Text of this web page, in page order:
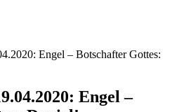
Engel – Botschafter Gottes:
Engel –